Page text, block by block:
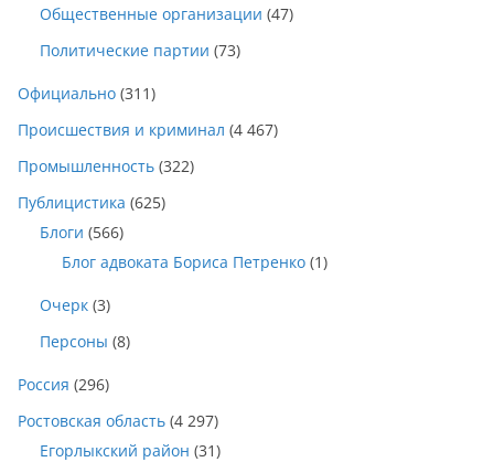
Общественные организации (47)
Политические партии (73)
Официально (311)
Происшествия и криминал (4 467)
Промышленность (322)
Публицистика (625)
Блоги (566)
Блог адвоката Бориса Петренко (1)
Очерк (3)
Персоны (8)
Россия (296)
Ростовская область (4 297)
Егорлыкский район (31)